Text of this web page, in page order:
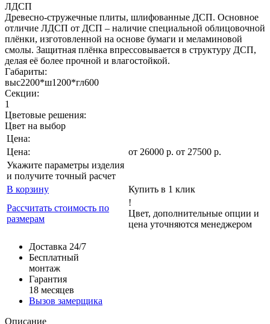
ЛДСП
Древесно-стружечные плиты, шлифованные ДСП. Основное
отличие ЛДСП от ДСП – наличие специальной облицовочной
плёнки, изготовленной на основе бумаги и меламиновой
смолы. Защитная плёнка впрессовывается в структуру ДСП,
делая её более прочной и влагостойкой.
Габариты:
выс2200*ш1200*гл600
Секции:
1
Цветовые решения:
Цвет на выбор
Цена:
Цена:
от 26000 р. от 27500 р.
Укажите параметры изделия
и получите точный расчет
В корзину
Купить в 1 клик
Рассчитать стоимость по
размерам
!
Цвет, дополнительные опции и
цена уточняются менеджером
Доставка 24/7
Бесплатный
монтаж
Гарантия
18 месяцев
Вызов замерщика
Описание